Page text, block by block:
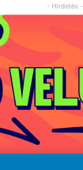
- Hirdetés -